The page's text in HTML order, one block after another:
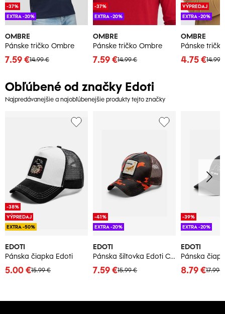
OMBRE
Pánske tričko Ombre
14.99 €
7.59 €
-37%
EXTRA -20%
OMBRE
Pánske tričko Ombre
14.99 €
7.59 €
-37%
EXTRA -20%
OMBRE
Pánske
14.99
4.75 €
VÝPREDAJ
EXTRA -20%
Obľúbené od značky Edoti
Najpredávanejšie a najobľúbenejšie produkty tejto značky
EDOTI
Pánska čiapka Edoti
15.99 €
5.00 €
-38%
VÝPREDAJ
EXTRA -50%
EDOTI
Pánska šiltovka Edoti Classic
15.99 €
7.59 €
-41%
EXTRA -20%
EDOTI
Pánska
17.99 €
8.79 €
-39%
EXTRA -20%